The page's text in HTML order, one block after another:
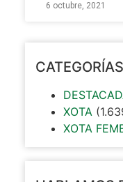
6 octubre, 2021
CATEGORÍAS
XOTA
XOTA